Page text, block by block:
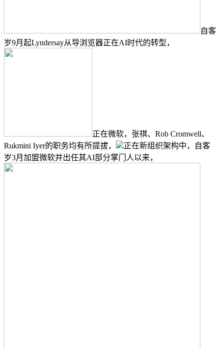
自客
岁9月起Lyndersay从导浏览器正在AI时代的转型，
正在微软，张祺、Rob Cromwell、
Rukmini Iyer的职务均有所提拔，
正在新组织架构中，自客
岁3月加盟微软并出任其AI部分掌门人以来，